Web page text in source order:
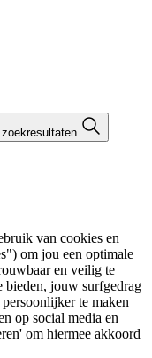
van cookies en
om jou een optimale
en veilig te
bieden, jouw surfgedrag
te maken
op social media en
om hiermee akkoord